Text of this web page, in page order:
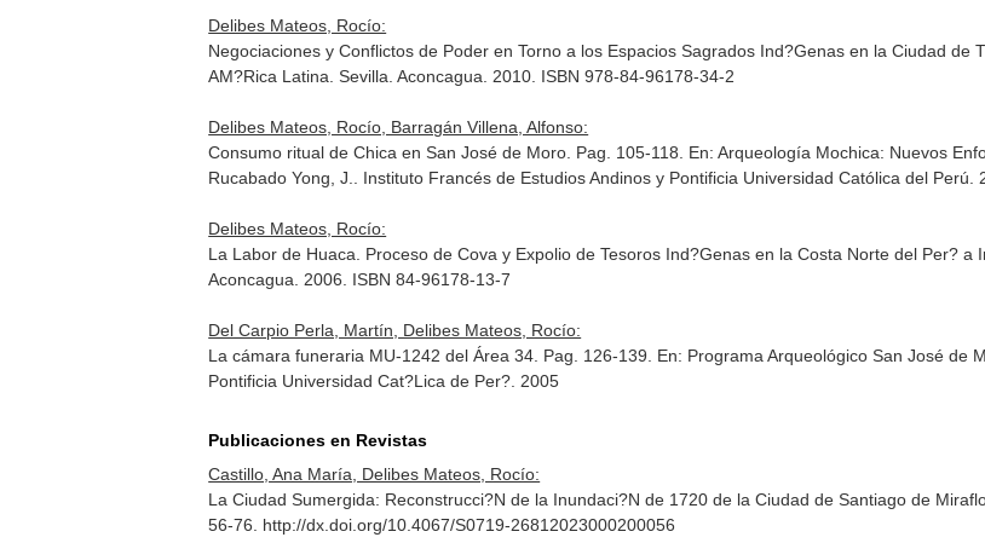
Delibes Mateos, Rocío:
Negociaciones y Conflictos de Poder en Torno a los Espacios Sagrados Ind?Genas en la Ciudad de
AM?Rica Latina . Sevilla. Aconcagua. 2010. ISBN 978-84-96178-34-2
Delibes Mateos, Rocío, Barragán Villena, Alfonso:
Consumo ritual de Chica en San José de Moro. Pag. 105-118. En: Arqueología Mochica: Nuevos
Rucabado Yong, J.
. Instituto Francés de Estudios Andinos y Pontificia Universidad Católica del
Delibes Mateos, Rocío:
La Labor de Huaca. Proceso de Cova y Expolio de Tesoros Ind?Genas en la Costa Norte del Per? a
Aconcagua. 2006. ISBN 84-96178-13-7
Del Carpio Perla, Martín, Delibes Mateos, Rocío:
La cámara funeraria MU-1242 del Área 34. Pag. 126-139. En: Programa Arqueológico San José de
Pontificia Universidad Cat?Lica de Per?. 2005
Publicaciones en Revistas
Castillo, Ana María, Delibes Mateos, Rocío:
La Ciudad Sumergida: Reconstrucci?N de la Inundaci?N de 1720 de la Ciudad de Santiago de
56-76. http://dx.doi.org/10.4067/S0719-26812023000200056